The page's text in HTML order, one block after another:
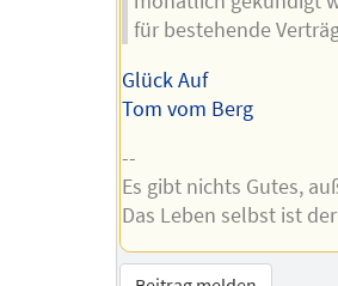
für bestehende
Glück Auf
Tom vom Berg
--
Es gibt nichts Gutes,
Das Leben selbst ist